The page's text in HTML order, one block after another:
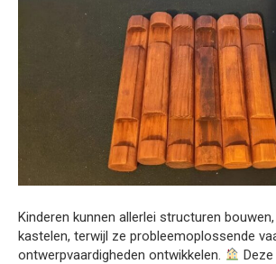
Kinderen kunnen allerlei structuren
kastelen, terwijl ze probleemoplossende
ontwerpvaardigheden ontwikkelen.